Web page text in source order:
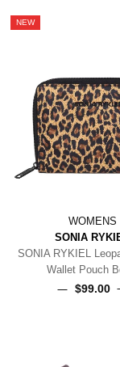
NEW
WOMENS
SONIA
SONIA RYKIEL
Wallet Pouch
$‌99.00